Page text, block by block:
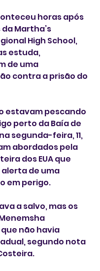
horas após
Martha’s
High School,
estuda,
de uma
contra a prisão do
estavam pescando
perto da Baía de
segunda-feira, 11,
abordados pela
dos EUA que
de uma
em perigo.
a salvo, mas os
não havia
segundo nota